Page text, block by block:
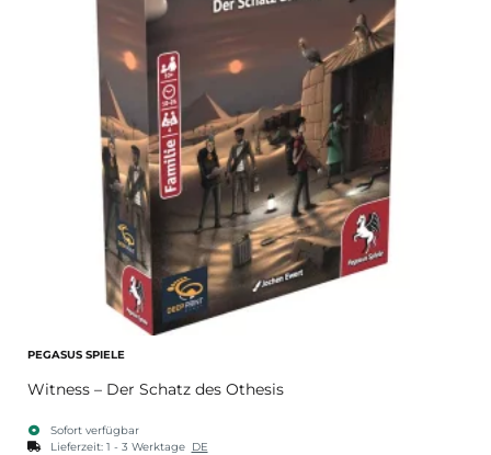
PEGASUS SPIELE
Witness – Der Schatz des Othesis
Sofort verfügbar
Lieferzeit: 1 - 3 Werktage DE